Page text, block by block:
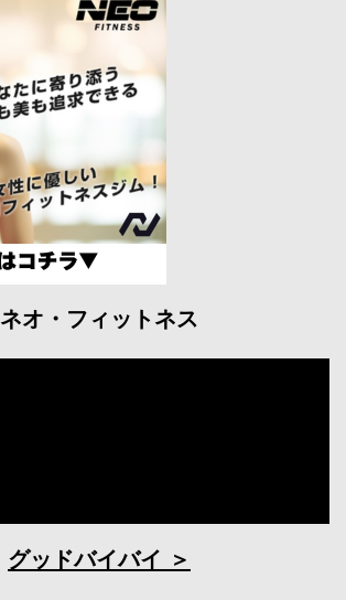
ネオ・フィットネス
グッドバイバイ